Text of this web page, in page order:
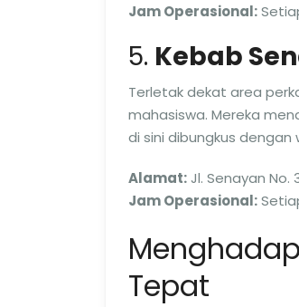
Jam Operasional:
5. Kebab
Terletak dekat area
mahasiswa. Mereka
di sini dibungkus
Alamat:Jl. Senayan No.
Jam Operasional:
Tepat